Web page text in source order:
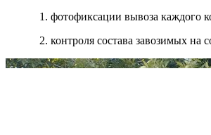
1. фотофиксации вывоза каждого
2. контроля состава завозимых на